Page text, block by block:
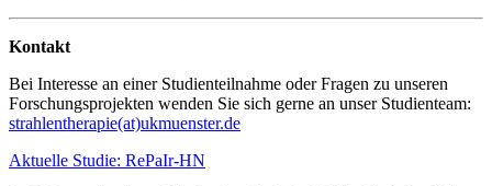
Kontakt
Bei Interesse an einer Studienteilnahme oder Fragen zu unseren
Forschungsprojekten wenden Sie sich gerne an unser Studienteam:
strahlentherapie(at)ukmuenster.de
Aktuelle Studie: RePaIr-HN